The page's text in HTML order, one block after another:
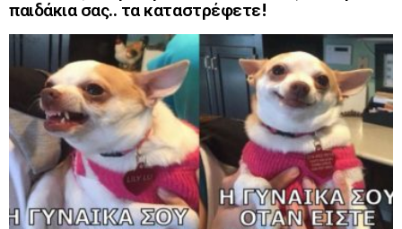
παιδάκια σας.. τα καταστρέφετε!